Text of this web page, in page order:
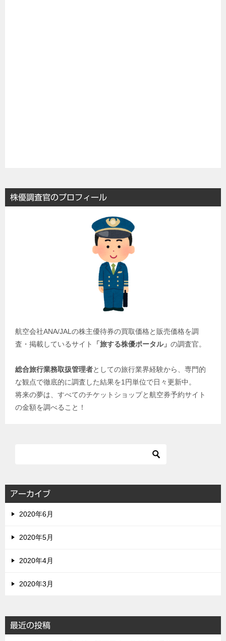
株優調査官のプロフィール
航空会社ANA/JALの株主優待券の買取価格と販売価格を調
査・掲載しているサイト
「旅する株優ポータル」 の調査官。
総合旅行業務取扱管理者としての旅行業界経験から、専門的
な観点で徹底的に調査した結果を1円単位で日々更新中。
将来の夢は、すべてのチケットショップと航空券予約サイト
の金額を調べること！
アーカイブ
2020年6月
2020年5月
2020年4月
2020年3月
最近の投稿